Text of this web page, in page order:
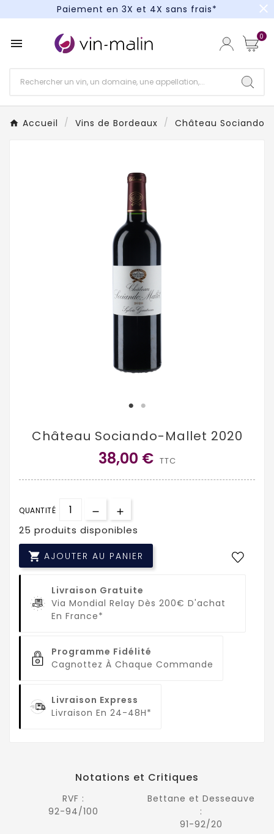
Paiement en 3X et 4X sans frais*
Paiement en 3X et 4X sans frais*
close
 0
Accueil Vins de Bordeaux Château Sociando-
Château Sociando-Mallet 2020
38,00 € TTC
QUANTITÉ
25 produits disponibles
 AJOUTER AU PANIER
Livraison Gratuite
Via Mondial Relay Dès 200€ D'achat
En France*
Programme Fidélité
Cagnottez À Chaque Commande
Livraison Express
Livraison En 24-48H*
Notations et Critiques
RVF :
92-94/100
Bettane et Desseauve
:
91-92/20